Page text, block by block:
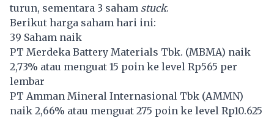
turun, sementara 3 saham stuck.
Berikut harga saham hari ini:
39 Saham naik
PT Merdeka Battery Materials Tbk. (MBMA) naik
2,73% atau menguat 15 poin ke level Rp565 per
lembar
PT Amman Mineral Internasional Tbk (AMMN)
naik 2,66% atau menguat 275 poin ke level Rp10.625